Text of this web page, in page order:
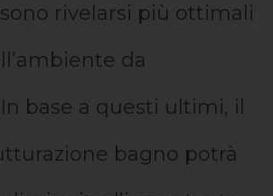
rivelarsi più ottimali
da
base a questi ultimi, il
bagno potrà